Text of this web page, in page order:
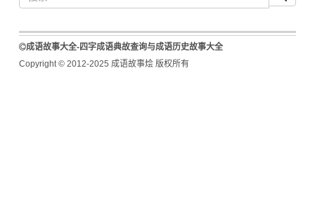
成语故事大全-四字成语典故查询与成语历史故事大全
Copyright © 2012-2025 成语故事烩 版权所有